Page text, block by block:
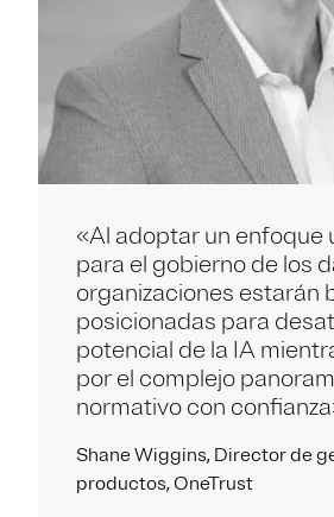
«Al adoptar un enfoque
para el gobierno de los
organizaciones estarán
posicionadas para
potencial de la IA
por el complejo
normativo con
Shane Wiggins, Director de
productos, OneTrust